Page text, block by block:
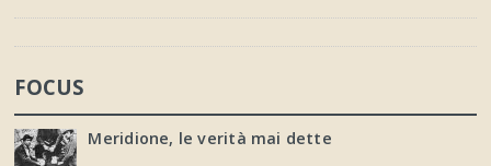
FOCUS
Meridione, le verità mai dette